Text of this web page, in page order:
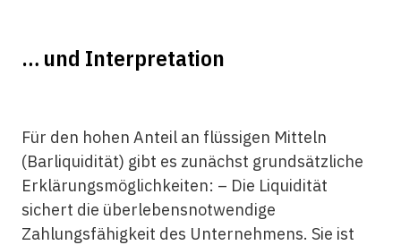
… und Interpretation
Für den hohen Anteil an flüssigen Mitteln
(Barliquidität) gibt es zunächst grundsätzliche
Erklärungsmöglichkeiten: – Die Liquidität
sichert die überlebensnotwendige
Zahlungsfähigkeit des Unternehmens. Sie ist